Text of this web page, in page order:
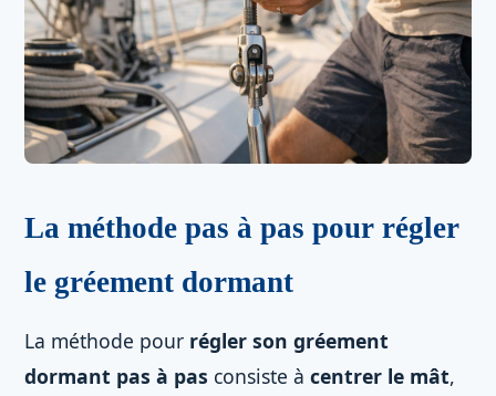
La méthode pas à pas pour régler
le gréement dormant
La méthode pour régler son gréement
dormant pas à pas consiste à centrer le mât,